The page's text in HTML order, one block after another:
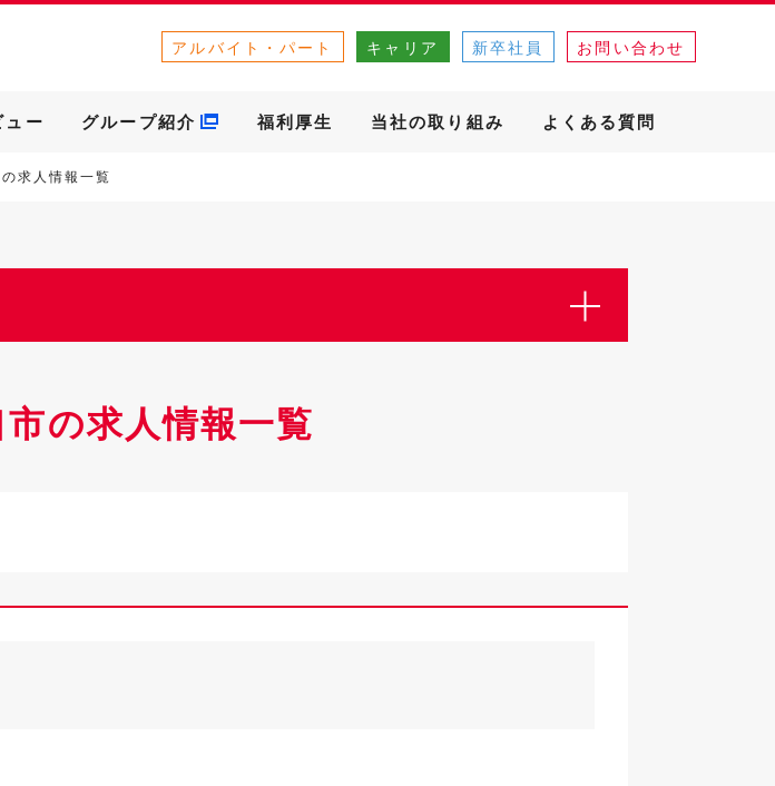
アルバイト・パート キャリア 新卒社員 お問い合わせ
ュー グループ紹介 福利厚生 当社の取り組み よくある質問
求人情報一覧
の求人情報一覧